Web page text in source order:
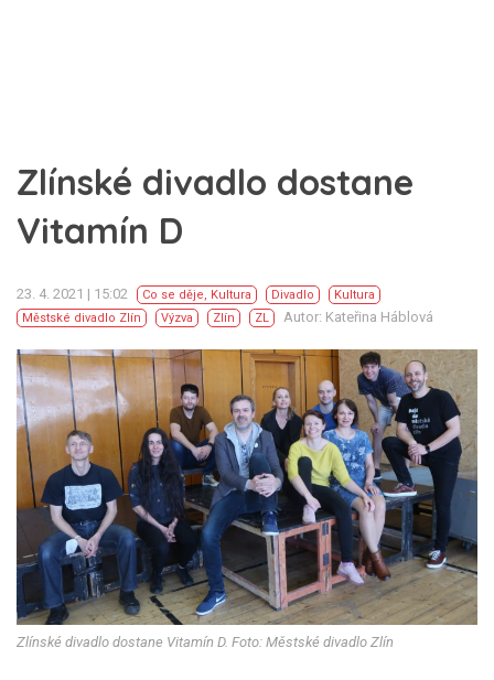
Zlínské divadlo dostane
Vitamín D
23. 4. 2021 | 15:02 Co se děje, Kultura Divadlo
Kultura
Městské divadlo Zlín
Výzva Zlín ZL Autor: Kateřina Háblová
Zlínské divadlo dostane Vitamín D. Foto: Městské divadlo Zlín